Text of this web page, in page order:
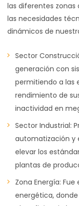
las diferentes zonas
las necesidades
dinámicos de
Sector
generación con
permitiendo a las
rendimiento de
inactividad en
Sector Industrial:
automatización y
elevar los
plantas de
Zona Energía:
energética,